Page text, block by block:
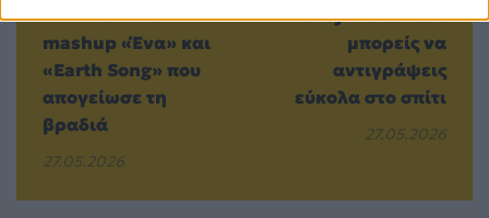
VMA 2014: Το
mashup «Ένα» και
«Earth Song» που
απογείωσε τη
βραδιά
27.05.2026
Hailey Bieber που
μπορείς να
αντιγράψεις
εύκολα στο σπίτι
27.05.2026